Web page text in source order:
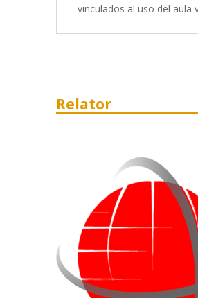
vinculados al uso del aula
Relator